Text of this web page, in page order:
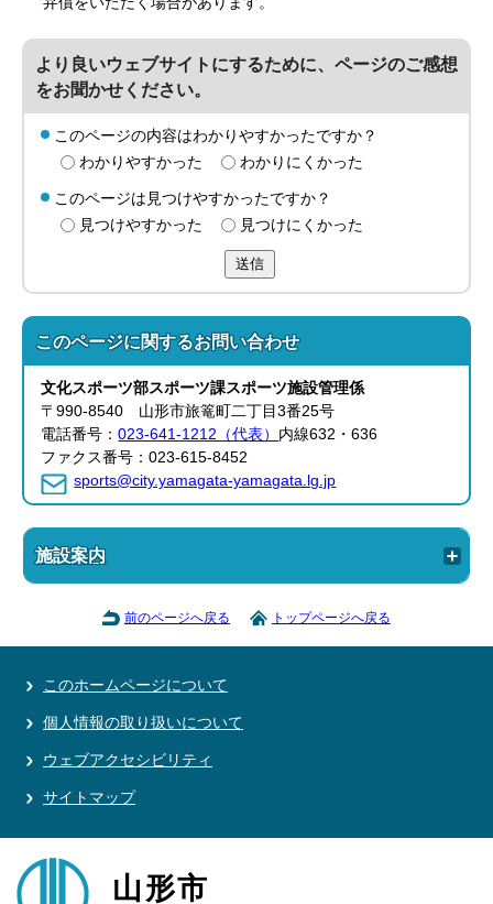
より良いウェブサイトにするために、ページのご感想
をお聞かせください。
このページの内容はわかりやすかったですか？
わかりやすかった
わかりにくかった
このページは見つけやすかったですか？
見つけやすかった
見つけにくかった
送信
このページに関するお問い合わせ
文化スポーツ部スポーツ課スポーツ施設管理係
〒990-8540 山形市旅篭町二丁目3番25号
電話番号：023-641-1212（代表） 内線632・636
ファクス番号：023-615-8452
sports@city.yamagata-yamagata.lg.jp
施設案内
前のページへ戻る トップページへ戻る
このホームページについて
個人情報の取り扱いについて
ウェブアクセシビリティ
サイトマップ
山形市